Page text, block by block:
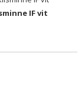
IF vit